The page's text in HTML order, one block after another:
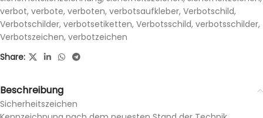
verbot, verbote, verboten, verbotsaufkleber, Verbotschild,
Verbotschilder, verbotsetiketten, Verbotsschild, verbotsschilder,
Verbotszeichen, verbotzeichen
Share:
Beschreibung
Sicherheitszeichen